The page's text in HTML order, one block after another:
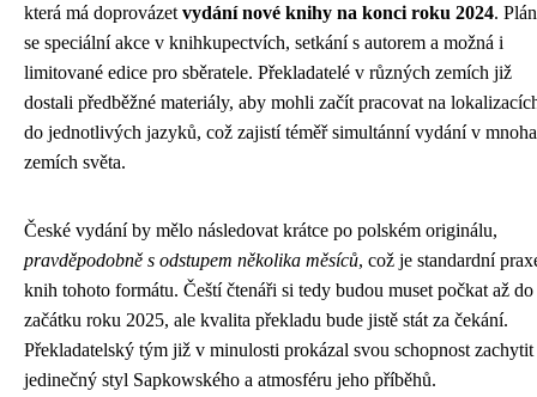
která má doprovázet vydání nové knihy na konci roku 2024.
se speciální akce v knihkupectvích, setkání s autorem a možná i
limitované edice pro sběratele. Překladatelé v různých zemích již
dostali předběžné materiály, aby mohli začít pracovat na
do jednotlivých jazyků, což zajistí téměř simultánní vydání v mnoha
zemích světa.
České vydání by mělo následovat krátce po polském originálu,
pravděpodobně s odstupem několika měsíců, což je standardní
knih tohoto formátu. Čeští čtenáři si tedy budou muset počkat až do
začátku roku 2025, ale kvalita překladu bude jistě stát za čekání.
Překladatelský tým již v minulosti prokázal svou schopnost zachytit
jedinečný styl Sapkowského a atmosféru jeho příběhů.